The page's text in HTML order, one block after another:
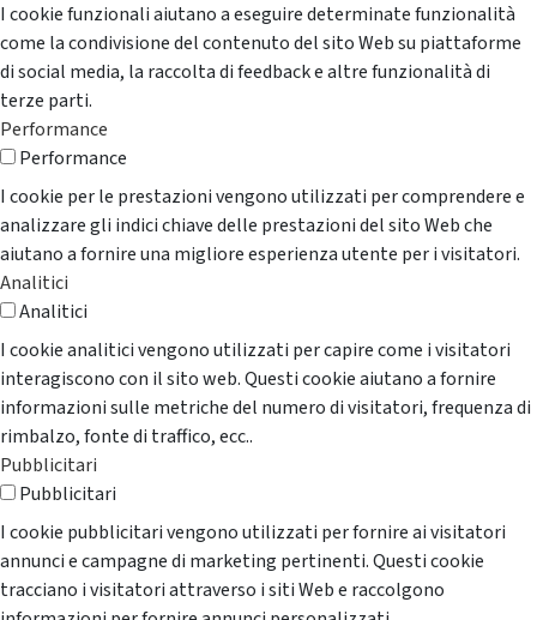
I cookie funzionali aiutano a eseguire determinate funzionalità
come la condivisione del contenuto del sito Web su piattaforme
di social media, la raccolta di feedback e altre funzionalità di
terze parti.
Performance
Performance
I cookie per le prestazioni vengono utilizzati per comprendere e
analizzare gli indici chiave delle prestazioni del sito Web che
aiutano a fornire una migliore esperienza utente per i visitatori.
Analitici
Analitici
I cookie analitici vengono utilizzati per capire come i visitatori
interagiscono con il sito web. Questi cookie aiutano a fornire
informazioni sulle metriche del numero di visitatori, frequenza di
rimbalzo, fonte di traffico, ecc..
Pubblicitari
Pubblicitari
I cookie pubblicitari vengono utilizzati per fornire ai visitatori
annunci e campagne di marketing pertinenti. Questi cookie
tracciano i visitatori attraverso i siti Web e raccolgono